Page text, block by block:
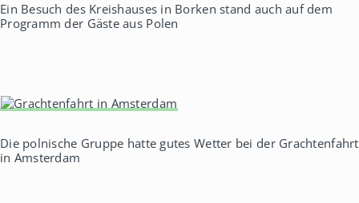
Ein Besuch des Kreishauses in Borken stand auch auf dem
Programm der Gäste aus Polen
Die polnische Gruppe hatte gutes Wetter bei der Grachtenfahrt
in Amsterdam